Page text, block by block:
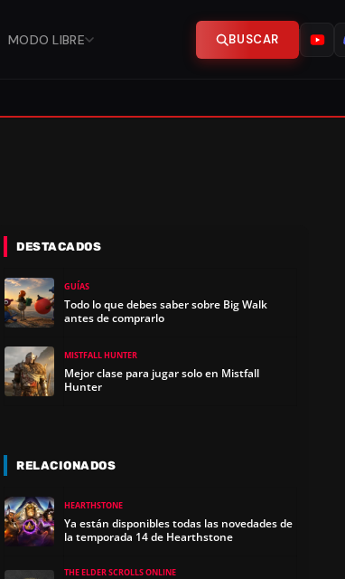
MODO LIBRE BUSCAR
DESTACADOS
GUÍAS
Todo lo que debes saber sobre Big Walk
antes de comprarlo
MISTFALL HUNTER
Mejor clase para jugar solo en Mistfall
Hunter
RELACIONADOS
HEARTHSTONE
Ya están disponibles todas las novedades de
la temporada 14 de Hearthstone
THE ELDER SCROLLS ONLINE